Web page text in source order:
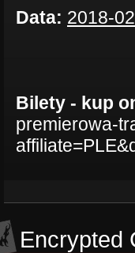
Data: 2018-
Bilety - kup
premierowa-
Encrypted